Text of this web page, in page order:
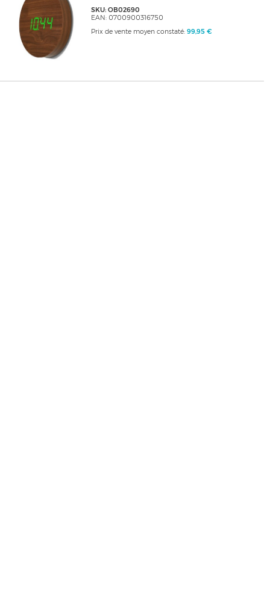
SKU: OB02690
EAN: 0700900316750
Prix de vente moyen constaté: 99,95 €